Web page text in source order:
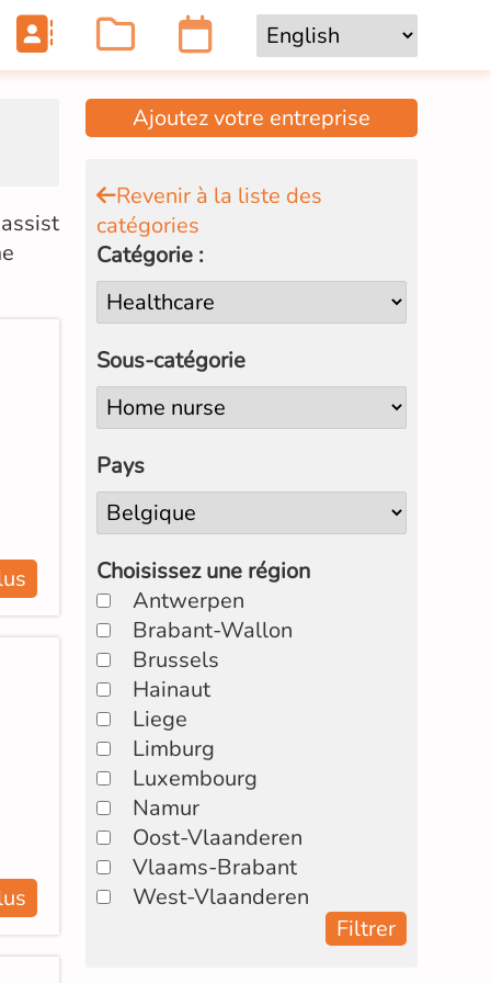
Ajoutez votre entreprise
Revenir à la liste des
catégories
Catégorie :
Sous-catégorie
Pays
Choisissez une région
Antwerpen
Brabant-Wallon
Brussels
Hainaut
Liege
Limburg
Luxembourg
Namur
Oost-Vlaanderen
Vlaams-Brabant
West-Vlaanderen
Filtrer